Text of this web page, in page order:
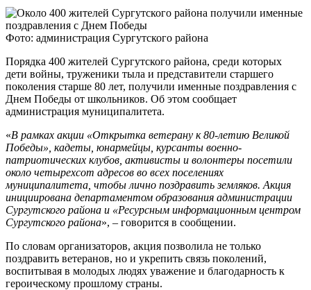
Фото: администрация Сургутского района
Порядка 400 жителей Сургутского района, среди которых
дети войны, труженики тыла и представители старшего
поколения старше 80 лет, получили именные поздравления с
Днем Победы от школьников. Об этом сообщает
администрация муниципалитета.
«В рамках акции «Открытка ветерану к 80-летию Великой
Победы», кадеты, юнармейцы, курсанты военно-
патриотических клубов, активисты и волонтеры посетили
около четырехсот адресов во всех поселениях
муниципалитета, чтобы лично поздравить земляков. Акция
инициирована департаментом образования администрации
Сургутского района и «Ресурсным информационным центром
Сургутского района», ‒ говорится в сообщении.
По словам организаторов, акция позволила не только
поздравить ветеранов, но и укрепить связь поколений,
воспитывая в молодых людях уважение и благодарность к
героическому прошлому страны.